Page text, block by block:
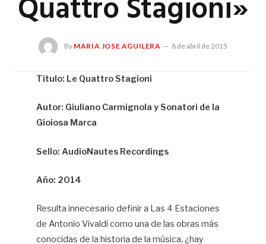
Quattro Stagioni»
By MARIA JOSE AGUILERA 8 de abril de 2015
Título: Le Quattro Stagioni
Autor: Giuliano Carmignola y Sonatori de la
Gioiosa Marca
Sello: AudioNautes Recordings
Año: 2014
Resulta innecesario definir a Las 4 Estaciones
de Antonio Vivaldi como una de las obras más
conocidas de la historia de la música, ¿hay